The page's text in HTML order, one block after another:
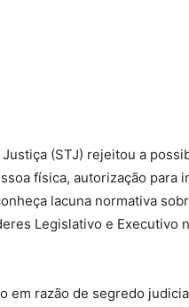
(STJ) rejeitou a
física, autorização para
lacuna normativa
Legislativo e Executivo
em razão de segredo